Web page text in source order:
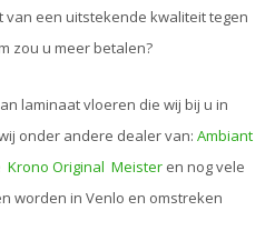
van een uitstekende kwaliteit tegen
zou u meer betalen?
laminaat vloeren die wij bij u in
onder andere dealer van: Ambiant
Krono Original Meister en nog vele
worden in Venlo en omstreken